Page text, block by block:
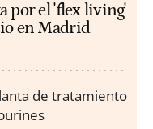
por el 'flex living'
en Madrid